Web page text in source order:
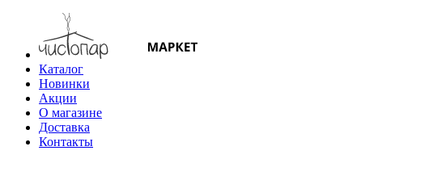
Каталог
Новинки
Акции
О магазине
Доставка
Контакты